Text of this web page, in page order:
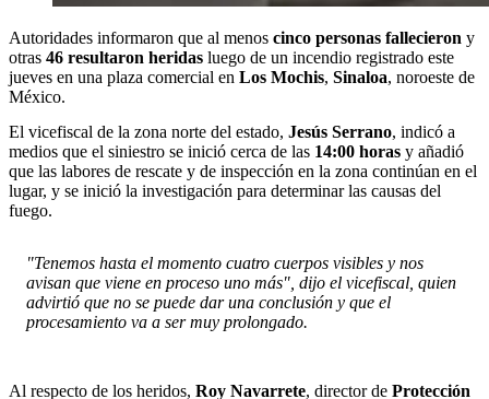
Autoridades informaron que al menos cinco personas fallecieron y
otras 46 resultaron heridas luego de un incendio registrado este
jueves en una plaza comercial en Los Mochis, Sinaloa, noroeste de
México.
El vicefiscal de la zona norte del estado, Jesús Serrano, indicó a
medios que el siniestro se inició cerca de las 14:00 horas y añadió
que las labores de rescate y de inspección en la zona continúan en el
lugar, y se inició la investigación para determinar las causas del
fuego.
"Tenemos hasta el momento cuatro cuerpos visibles y nos
avisan que viene en proceso uno más", dijo el vicefiscal, quien
advirtió que no se puede dar una conclusión y que el
procesamiento va a ser muy prolongado.
Al respecto de los heridos, Roy Navarrete, director de Protección